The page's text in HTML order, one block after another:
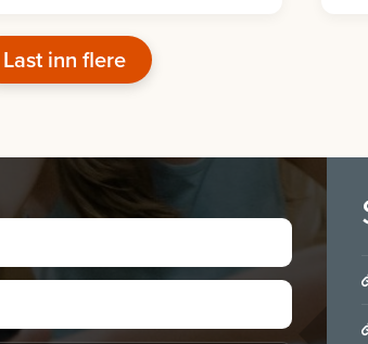
Last inn flere